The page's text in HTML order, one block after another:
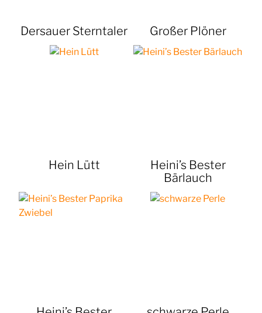
Dersauer Sterntaler Großer Plöner
Hein Lütt
Heini’s Bester
Bärlauch